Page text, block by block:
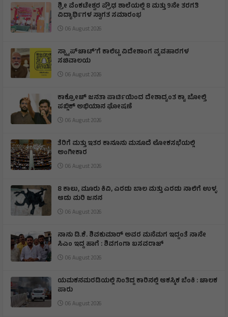
ಶ್ರೀ ವೆಂಕಟೇಶ್ವರ ಪ್ರೌಢ ಶಾಲೆಯಲ್ಲಿ 8 ಮತ್ತು 9ನೇ ತರಗತಿ
ವಿದ್ಯಾರ್ಥಿಗಳ ಸ್ವಾಗತ ಸಮಾರಂಭ
06 August 2026
ಸ್ನ್ಯಾಪ್‌ಚಾಟ್‌'ಗೆ ಕಾಲಿಟ್ಟ ವಿದೇಶಾಂಗ ವ್ಯವಹಾರಗಳ
ಸಚಿವಾಲಯ
06 August 2026
ಕಾಕ್ರೋಚ್ ಜನತಾ ಪಾರ್ಟಿಯಿಂದ ದೇಶಾದ್ಯಂತ ಕ್ಯಾ ಬೋಲ್ತಿ
ಪಬ್ಲಿಕ್ ಅಭಿಯಾನ ಘೋಷಣೆ
06 August 2026
ತೆರಿಗೆ ಮತ್ತು ಇತರ ಕಾನೂನು ಮಸೂದೆ ಲೋಕಸಭೆಯಲ್ಲಿ
ಅಂಗೀಕಾರ
06 August 2026
8 ಕಾಲು, ಮೂರು ಕಿವಿ, ಎರಡು ಬಾಲ ಮತ್ತು ಎರಡು ನಾಲಿಗೆ ಉಳ್ಳ
ಆಡು ಮರಿ ಜನನ
06 August 2026
ನಾನು ಡಿ.ಕೆ. ಶಿವಕುಮಾರ್ ಅವರ ಮನೆಮಗ ಇದ್ದಂತೆ ನಾನೇ
ಸಿಎಂ ಇದ್ದ ಹಾಗೆ : ಶಿವಗಂಗಾ ಬಸವರಾಜ್
06 August 2026
ಯಮಕನಮರಡಿಯಲ್ಲಿ ನಿಂತಿದ್ದ ಕಾರಿನಲ್ಲಿ ಆಕಸ್ಮಿಕ ಬೆಂಕಿ : ಚಾಲಕ
ಪಾರು
06 August 2026